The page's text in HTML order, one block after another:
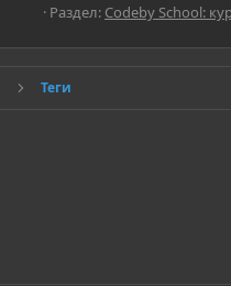
Раздел: Codeby School:
Теги